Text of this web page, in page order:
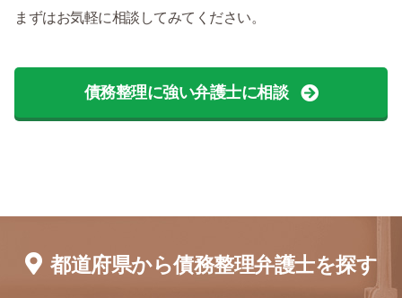
まずはお気軽に相談してみてください。
債務整理に強い弁護士に相談
都道府県から債務整理弁護士を探す